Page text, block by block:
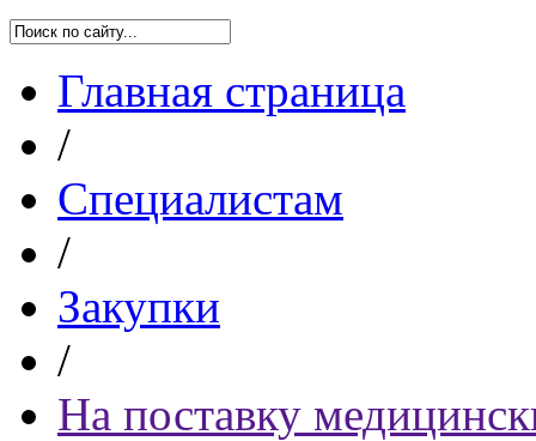
Главная страница
/
Специалистам
/
Закупки
/
На поставку